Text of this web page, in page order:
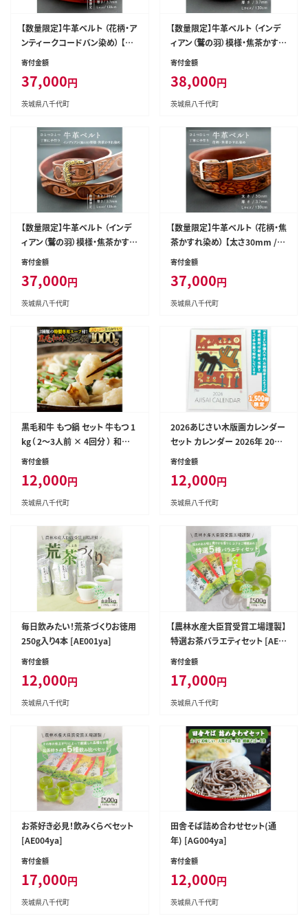
【数量限定】牛革ベルト （花柄・ア
ンティークコードバン染め） 【太
さ40mm / 厚さ3.7mm / Lサイ
ト 手作り ハンドメイド アンティ
ーク [BE016ya-L]
寄付金額
37,000円
茨城県八千代町
【数量限定】牛革ベルト （インデ
ィアン（鷲の羽）模様・焦茶かすれ
染め） 【太さ40mm / 厚さ3.7m
革 皮 ベルト 手作り ハンドメイ
ド インディアン [BE017ya-L]
寄付金額
38,000円
茨城県八千代町
【数量限定】牛革ベルト （インデ
ィアン（鷲の羽）模様・焦茶かすれ
染め） 【太さ35mm / 厚さ3.7m
革 皮 ベルト 手作り ハンドメイ
ド インディアン [BE018ya-L]
寄付金額
37,000円
茨城県八千代町
【数量限定】牛革ベルト （花柄・焦
茶かすれ染め） 【太さ30mm /
厚さ3.7mm / Lサイズ(130c
ハンドメイド 花柄 [BE021ya-L]
寄付金額
37,000円
茨城県八千代町
黒毛和牛 もつ鍋 セット 牛もつ 1
kg（ 2～3人前 × 4回分 ） 和牛
鍋 ふるさと納税 12000円 お手
寄付金額
12,000円
茨城県八千代町
2026あじさい木版画カレンダー
セット カレンダー 2026年 2026
壁掛け 暦 B3 木版画 シール ピ
ル ふるさと納税 12000円 [AP0
02ya]
寄付金額
12,000円
茨城県八千代町
毎日飲みたい！荒茶づくりお徳用
250g入り4本 [AE001ya]
寄付金額
12,000円
茨城県八千代町
【農林水産大臣賞受賞工場謹製】
特選お茶バラエティセット [AE0
03ya]
寄付金額
17,000円
茨城県八千代町
お茶好き必見！飲みくらべセット
[AE004ya]
寄付金額
17,000円
茨城県八千代町
田舎そば詰め合わせセット(通
年) [AG004ya]
寄付金額
12,000円
茨城県八千代町